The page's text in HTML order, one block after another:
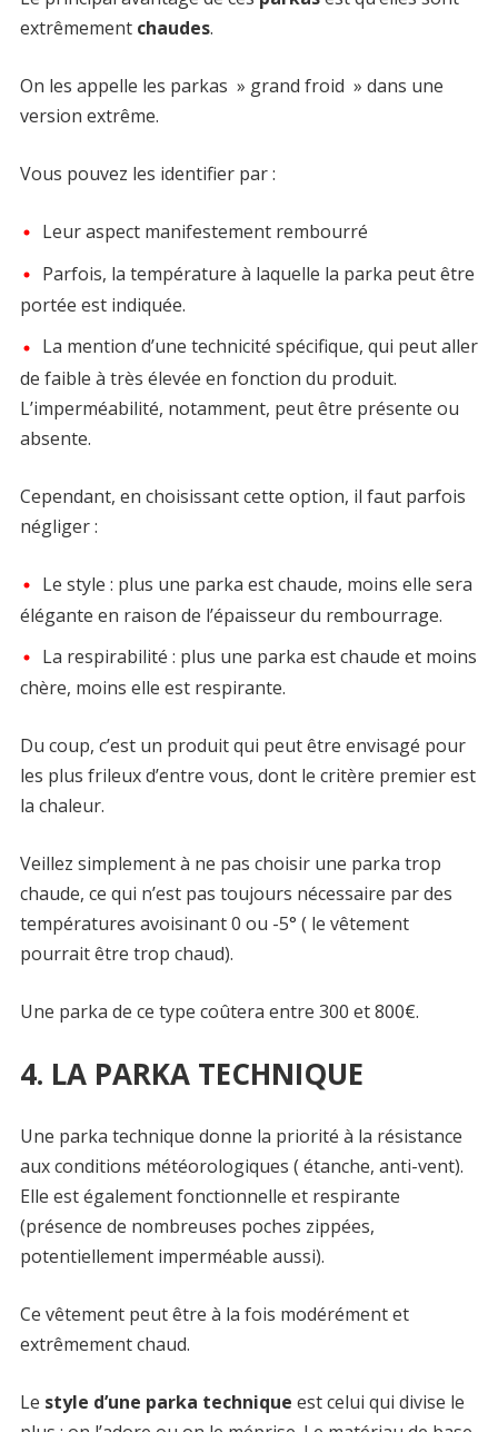
extrêmement chaudes.
On les appelle les parkas » grand froid » dans une
version extrême.
Vous pouvez les identifier par :
Leur aspect manifestement rembourré
Parfois, la température à laquelle la parka peut être
portée est indiquée.
La mention d’une technicité spécifique, qui peut aller
de faible à très élevée en fonction du produit.
L’imperméabilité, notamment, peut être présente ou
absente.
Cependant, en choisissant cette option, il faut parfois
négliger :
Le style : plus une parka est chaude, moins elle sera
élégante en raison de l’épaisseur du rembourrage.
La respirabilité : plus une parka est chaude et moins
chère, moins elle est respirante.
Du coup, c’est un produit qui peut être envisagé pour
les plus frileux d’entre vous, dont le critère premier est
la chaleur.
Veillez simplement à ne pas choisir une parka trop
chaude, ce qui n’est pas toujours nécessaire par des
températures avoisinant 0 ou -5° ( le vêtement
pourrait être trop chaud).
Une parka de ce type coûtera entre 300 et 800€.
4. LA PARKA TECHNIQUE
Une parka technique donne la priorité à la résistance
aux conditions météorologiques ( étanche, anti-vent).
Elle est également fonctionnelle et respirante
(présence de nombreuses poches zippées,
potentiellement imperméable aussi).
Ce vêtement peut être à la fois modérément et
extrêmement chaud.
Le style d’une parka technique est celui qui divise le